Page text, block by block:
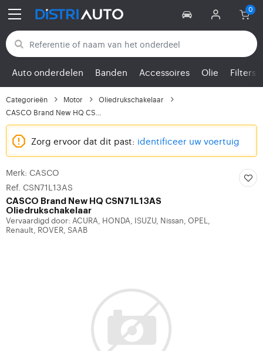
Terug naar categorieën
Auto onderdelen Banden Accessoires Olie Filters
Categorieën Motor
Oliedrukschakelaar
Zorg ervoor dat dit past: identificeer uw voertuig
Merk: CASCO
Ref. CSN71L13AS
CASCO Brand New HQ CSN71L13AS
Oliedrukschakelaar
Vervaardigd door: ACURA, HONDA, ISUZU, Nissan, OPEL,
Renault, ROVER, SAAB